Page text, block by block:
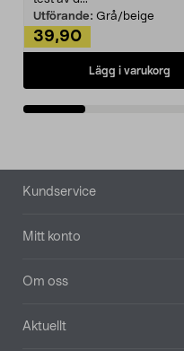
Utförande: Grå/beige
39,90
Lägg i varukorg
Sidfot
Kundservice
Mitt konto
Om oss
Aktuellt